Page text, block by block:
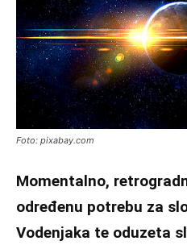
Foto: pixabay.com
Momentalno,
određenu potrebu za
Vodenjaka te oduzeta